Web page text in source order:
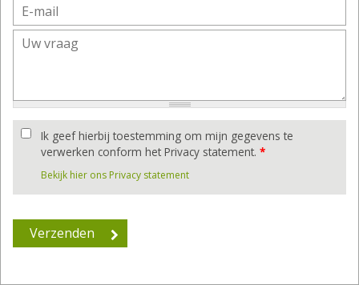
Ik geef hierbij toestemming om mijn gegevens te
verwerken conform het Privacy statement. *
Bekijk hier ons Privacy statement